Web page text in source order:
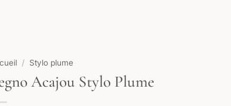
/ Stylo plume
Acajou Stylo Plume